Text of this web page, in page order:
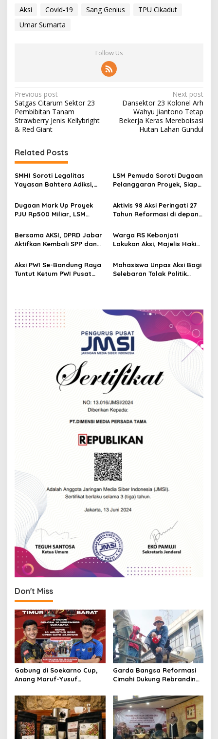
Aksi Covid-19 Sang Genius
TPU Cikadut
Umar Sumarta
Follow Us
P
o
s
t
n
a
v
i
g
a
t
i
o
n
Previous post
Satgas Citarum Sektor 23
Pembibitan Tanam
Strawberry Jenis Kellybright
& Red Giant
Next post
Dansektor 23 Kolonel Arh
Wahyu Jiantono Tetap
Bekerja Keras Mereboisasi
Hutan Lahan Gundul
Related Posts
SMHI Soroti Legalitas
Yayasan Bahtera Adiksi,
Bandung Barat
LSM Pemuda Soroti Dugaan
Pelanggaran Proyek, Siap
Jalur Hukum
Dugaan Mark Up Proyek
PJU Rp500 Miliar, LSM
Jabar
Aktivis 98 Aksi Peringati 27
Tahun Reformasi di depan
Bersama AKSI, DPRD Jabar
Aktifkan Kembali SPP dan
Warga RS Kebonjati
Lakukan Aksi, Majelis Hakim
Putusan PK Mahkamah
Agung
Aksi PWI Se-Bandung Raya
Tuntut Ketum PWI Pusat
Mahasiswa Unpas Aksi Bagi
Selebaran Tolak Politik
Don't Miss
Gabung di Soekarno Cup,
Anang Maruf-Yusuf
Muda dari Pelosok Tanah
Air
Garda Bangsa Reformasi
Cimahi Dukung Rebranding
Harus Diikuti Reformasi
Pelayanan